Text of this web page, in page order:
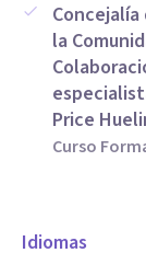
la
Price
Curso
Idiomas